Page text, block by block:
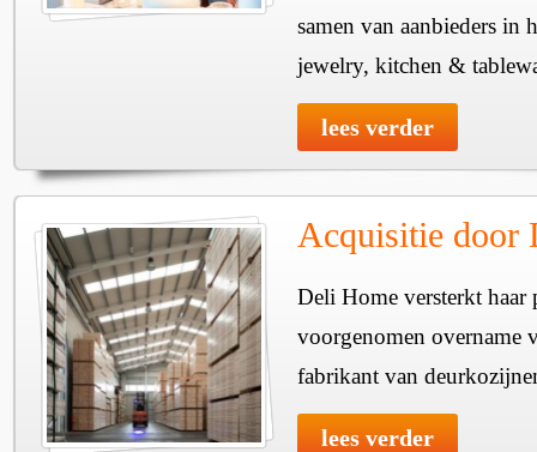
samen van aanbieders in
jewelry, kitchen &
lees verder
Acquisitie door
Deli Home versterkt haar
voorgenomen overname
fabrikant van
lees verder